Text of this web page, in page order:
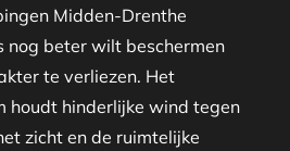
Midden-Drenthe
nog beter wilt beschermen
te verliezen. Het
houdt hinderlijke wind tegen
zicht en de ruimtelijke